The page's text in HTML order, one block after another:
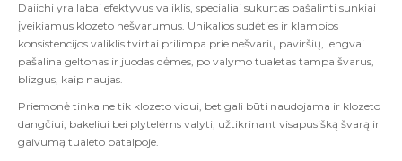
Daiichi yra labai efektyvus valiklis, specialiai sukurtas pašalinti sunkiai
įveikiamus klozeto nešvarumus. Unikalios sudėties ir klampios
konsistencijos valiklis tvirtai prilimpa prie nešvarių paviršių, lengvai
pašalina geltonas ir juodas dėmes, po valymo tualetas tampa švarus,
blizgus, kaip naujas.
Priemonė tinka ne tik klozeto vidui, bet gali būti naudojama ir klozeto
dangčiui, bakeliui bei plytelėms valyti, užtikrinant visapusišką švarą ir
gaivumą tualeto patalpoje.